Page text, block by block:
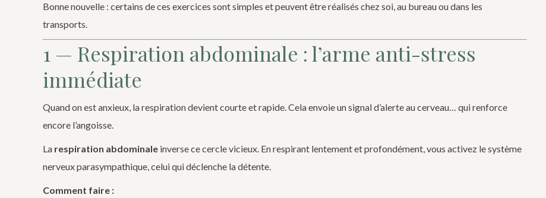
Bonne nouvelle : certains de ces exercices sont simples et peuvent être réalisés chez soi, au bureau ou dans les
transports.
1 — Respiration abdominale : l’arme anti-stress
immédiate
Quand on est anxieux, la respiration devient courte et rapide. Cela envoie un signal d’alerte au cerveau… qui renforce
encore l’angoisse.
La respiration abdominale inverse ce cercle vicieux. En respirant lentement et profondément, vous activez le système
nerveux parasympathique, celui qui déclenche la détente.
Comment faire :